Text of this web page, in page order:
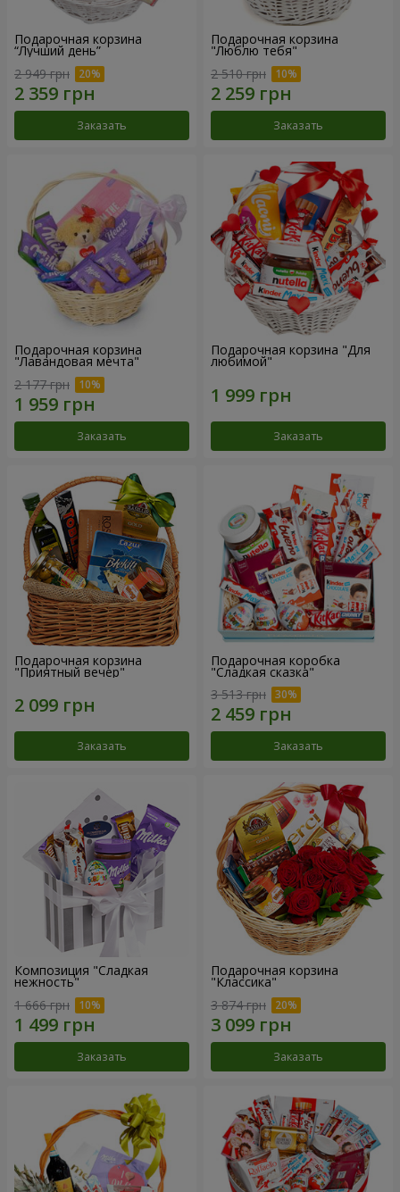
Подарочная корзина
“Лучший день”
2 949 грн
Заказать
Подарочная корзина
"Люблю тебя"
2 510 грн
Заказать
Подарочная корзина
"Лавандовая мечта"
2 177 грн
Заказать
Подарочная корзина "Для
любимой"
Заказать
Подарочная корзина
"Приятный вечер"
Заказать
Подарочная коробка
"Сладкая сказка"
3 513 грн
Заказать
Композиция "Сладкая
нежность"
1 666 грн
Заказать
Подарочная корзина
"Классика"
3 874 грн
Заказать